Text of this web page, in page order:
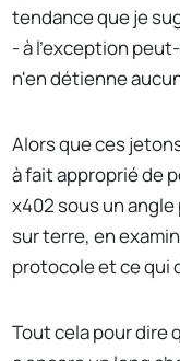
tendance que je
- à l'exception
n'en détienne
Alors que ces
à fait approprié de
x402 sous un
sur terre, en
protocole et ce qui
Tout cela pour dire